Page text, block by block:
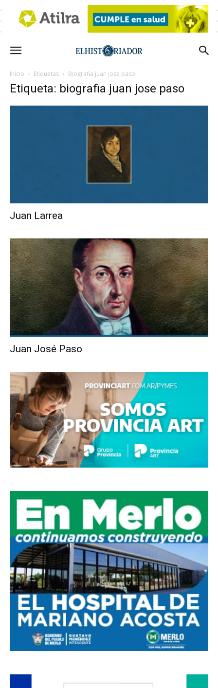
Inicio Etiquetas Biografia juan jose paso
Etiqueta: biografia juan jose paso
Juan Larrea
Juan José Paso